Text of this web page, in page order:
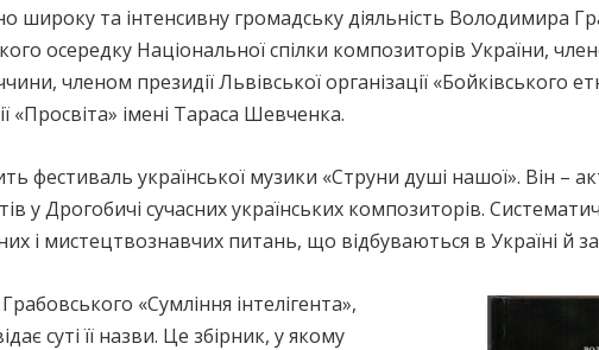
широку та інтенсивну громадську діяльність Володимира
осередку Національної спілки композиторів України,
членом президії Львівської організації «Бойківського
«Просвіта» імені Тараса Шевченка.
фестиваль української музики «Струни душі нашої». Він –
у Дрогобичі сучасних українських композиторів.
і мистецтвознавчих питань, що відбуваються в Україні й
«Сумління інтелігента»,
суті її назви. Це збірник, у якому